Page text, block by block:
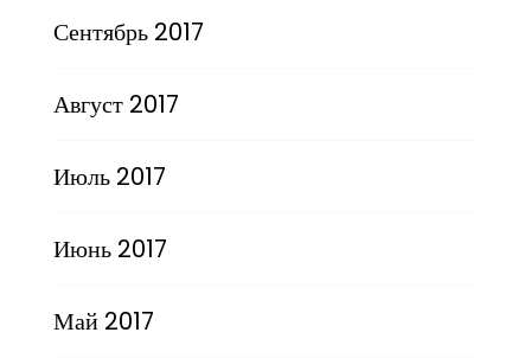
Сентябрь 2017
Август 2017
Июль 2017
Июнь 2017
Май 2017